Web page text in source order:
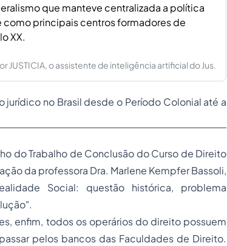
que manteve centralizada a política
como principais centros formadores de
XX.
JUSTICIA, o assistente de inteligência artificial do Jus.
jurídico no Brasil desde o Período Colonial até a
do Trabalho de Conclusão do Curso de Direito
da professora Dra. Marlene Kempfer Bassoli,
Social: questão histórica, problema
enfim, todos os operários do direito possuem
pelos bancos das Faculdades de Direito.